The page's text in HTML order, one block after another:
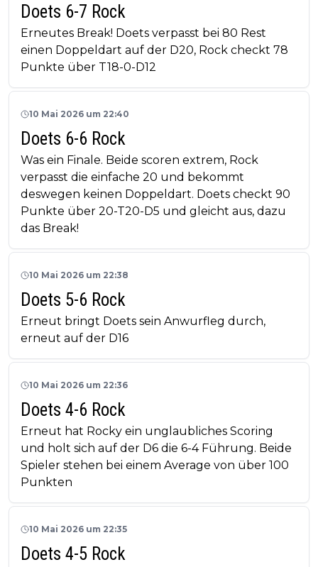
Doets 6-7 Rock
Erneutes Break! Doets verpasst bei 80 Rest
einen Doppeldart auf der D20, Rock checkt 78
Punkte über T18-0-D12
10 Mai 2026 um 22:40
Doets 6-6 Rock
Was ein Finale. Beide scoren extrem, Rock
verpasst die einfache 20 und bekommt
deswegen keinen Doppeldart. Doets checkt 90
Punkte über 20-T20-D5 und gleicht aus, dazu
das Break!
10 Mai 2026 um 22:38
Doets 5-6 Rock
Erneut bringt Doets sein Anwurfleg durch,
erneut auf der D16
10 Mai 2026 um 22:36
Doets 4-6 Rock
Erneut hat Rocky ein unglaubliches Scoring
und holt sich auf der D6 die 6-4 Führung. Beide
Spieler stehen bei einem Average von über 100
Punkten
10 Mai 2026 um 22:35
Doets 4-5 Rock